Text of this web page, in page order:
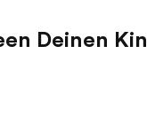
Deinen